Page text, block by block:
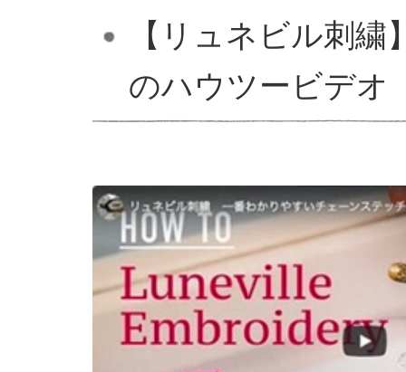
【リュネビル刺
のハウツービデオ